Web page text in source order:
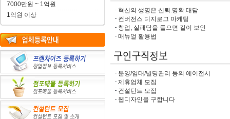
7000만원 ~ 1억원
1억원 이상
혁신의 생명은 신뢰.명확.대담
컨버전스 디지로그 마케팅
창업, 실패담을 들으면 길이 보인
매뉴얼 활용법
분양/임대/빌딩관리 등의 에이전시
제휴업체 모집
컨설턴트 모집
웹디자인을 구합니다